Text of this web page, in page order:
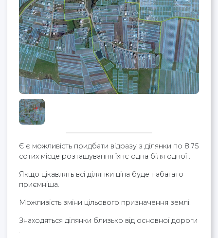
Є є можливість придбати відразу з ділянки по 8.75
сотих місце розташування їхнє одна біля одної .
Якщо цікавлять всі ділянки ціна буде набагато
приємніша.
Можливість зміни цільового призначення землі.
Знаходяться ділянки близько від основної дороги
.